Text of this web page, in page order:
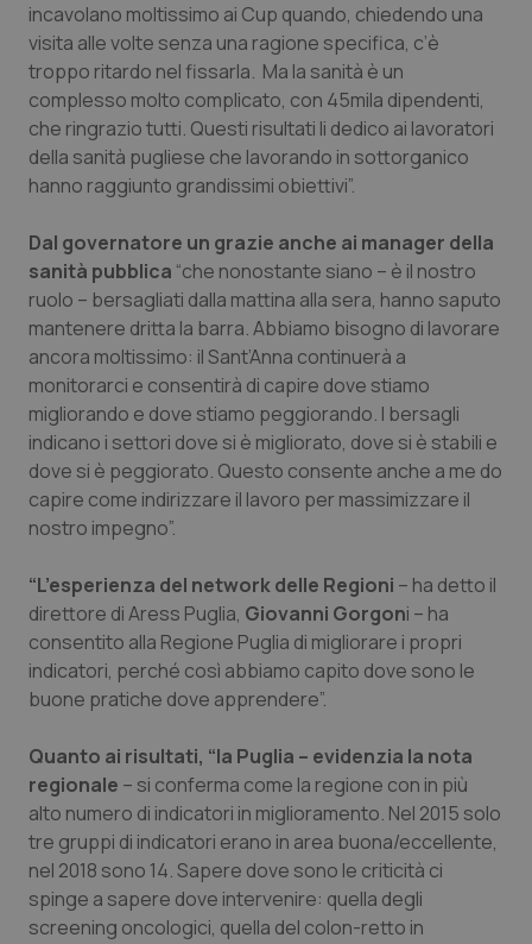
Tiroide
Tumore al seno
Tumore ovarico
Tumori gastrointestinali
Ulcera & Reflusso
Vaccini
incavolano moltissimo ai Cup quando, chiedendo una
visita alle volte senza una ragione specifica, c’è
troppo ritardo nel fissarla. Ma la sanità è un
complesso molto complicato, con 45mila dipendenti,
che ringrazio tutti. Questi risultati li dedico ai lavoratori
della sanità pugliese che lavorando in sottorganico
hanno raggiunto grandissimi obiettivi”.
Dal governatore un grazie anche ai manager della
sanità pubblica “che nonostante siano – è il nostro
ruolo – bersagliati dalla mattina alla sera, hanno saputo
mantenere dritta la barra. Abbiamo bisogno di lavorare
ancora moltissimo: il Sant’Anna continuerà a
monitorarci e consentirà di capire dove stiamo
migliorando e dove stiamo peggiorando. I bersagli
indicano i settori dove si è migliorato, dove si è stabili e
dove si è peggiorato. Questo consente anche a me do
capire come indirizzare il lavoro per massimizzare il
nostro impegno”.
“L’esperienza del network delle Regioni – ha detto il
direttore di Aress Puglia, Giovanni Gorgoni – ha
consentito alla Regione Puglia di migliorare i propri
indicatori, perché così abbiamo capito dove sono le
buone pratiche dove apprendere”.
Quanto ai risultati, “la Puglia – evidenzia la nota
regionale – si conferma come la regione con in più
alto numero di indicatori in miglioramento. Nel 2015 solo
tre gruppi di indicatori erano in area buona/eccellente,
nel 2018 sono 14. Sapere dove sono le criticità ci
spinge a sapere dove intervenire: quella degli
screening oncologici, quella del colon-retto in